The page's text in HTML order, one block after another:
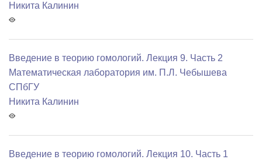
Никита Калинин
Введение в теорию гомологий. Лекция 9. Часть 2
Математичеcкая лаборатория им. П.Л. Чебышева
СПбГУ
Никита Калинин
Введение в теорию гомологий. Лекция 10. Часть 1